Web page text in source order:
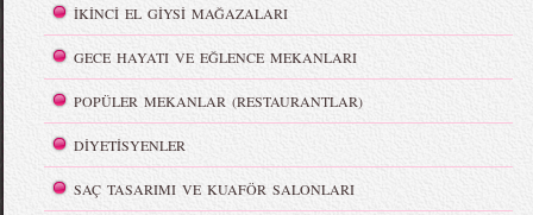
İKİNCİ EL GİYSİ MAĞAZALARI
GECE HAYATI VE EĞLENCE MEKANLARI
POPÜLER MEKANLAR (RESTAURANTLAR)
DİYETİSYENLER
SAÇ TASARIMI VE KUAFÖR SALONLARI